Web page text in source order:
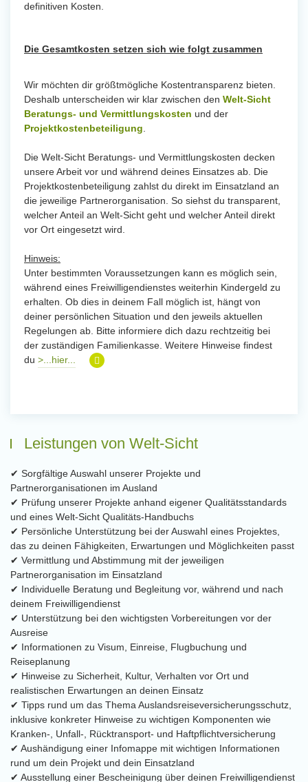
definitiven Kosten.
Die Gesamtkosten setzen sich wie folgt zusammen
Wir möchten dir größtmögliche Kostentransparenz bieten.
Deshalb unterscheiden wir klar zwischen den Welt-Sicht
Beratungs- und Vermittlungskosten und der
Projektkostenbeteiligung
Die Welt-Sicht Beratungs- und Vermittlungskosten decken
unsere Arbeit vor und während deines Einsatzes ab. Die
Projektkostenbeteiligung zahlst du direkt im Einsatzland an
die jeweilige Partnerorganisation. So siehst du transparent,
welcher Anteil an Welt-Sicht geht und welcher Anteil direkt
vor Ort eingesetzt wird.
Hinweis:
Unter bestimmten Voraussetzungen kann es möglich sein,
während eines Freiwilligendienstes weiterhin Kindergeld zu
erhalten. Ob dies in deinem Fall möglich ist, hängt von
deiner persönlichen Situation und den jeweils aktuellen
Regelungen ab. Bitte informiere dich dazu rechtzeitig bei
der zuständigen Familienkasse. Weitere Hinweise findest
du >...hier...
Leistungen von Welt-Sicht
✔ Sorgfältige Auswahl unserer Projekte und
Partnerorganisationen im Ausland
✔ Prüfung unserer Projekte anhand eigener Qualitätsstandards
und eines Welt-Sicht Qualitäts-Handbuchs
✔ Persönliche Unterstützung bei der Auswahl eines Projektes,
das zu deinen Fähigkeiten, Erwartungen und Möglichkeiten passt
✔ Vermittlung und Abstimmung mit der jeweiligen
Partnerorganisation im Einsatzland
✔ Individuelle Beratung und Begleitung vor, während und nach
deinem Freiwilligendienst
✔ Unterstützung bei den wichtigsten Vorbereitungen vor der
Ausreise
✔ Informationen zu Visum, Einreise, Flugbuchung und
Reiseplanung
✔ Hinweise zu Sicherheit, Kultur, Verhalten vor Ort und
realistischen Erwartungen an deinen Einsatz
✔ Tipps rund um das Thema Auslandsreiseversicherungsschutz,
inklusive konkreter Hinweise zu wichtigen Komponenten wie
Kranken-, Unfall-, Rücktransport- und Haftpflichtversicherung
✔ Aushändigung einer Infomappe mit wichtigen Informationen
rund um dein Projekt und dein Einsatzland
✔ Ausstellung einer Bescheinigung über deinen Freiwilligendienst